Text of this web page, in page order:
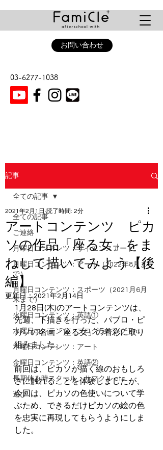
お問い合わせ
03-6277-1038
記事
全ての記事
ご連絡
月曜日コンテンツ：サイエンスアート
月曜日コンテンツ：アート（2022年8月ま
で）
月曜日コンテンツ：スポーツ（2021月6月
末まで）
火曜日コンテンツ：英語①
水曜日コンテンツ：プログラミング etc
木曜日コンテンツ：アート
金曜日コンテンツ：英語②
長期休み時スクール：サマクル etc
遊び
全ての記事
アートコンテンツ ピカ
ソの作品「座る女」をま
ねして描いてみよう【後
編】
2021年2月1日 読了時間: 2分
更新日：2021年2月14日
1月28日(木)のアートコンテンツは、
先週、下描きを行った、パブロ・ピ
カソの名画「座る女」の着彩に取り
組みました。
前回は、ピカソが描く線のおもしろ
さに触れることを体験しましたが、
今回は、ピカソの色使いについて学
ぶため、できるだけピカソの絵の色
を忠実に再現してもらうようにしま
した。